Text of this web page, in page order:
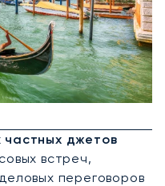
Джета
частных джетов
встреч,
переговоров